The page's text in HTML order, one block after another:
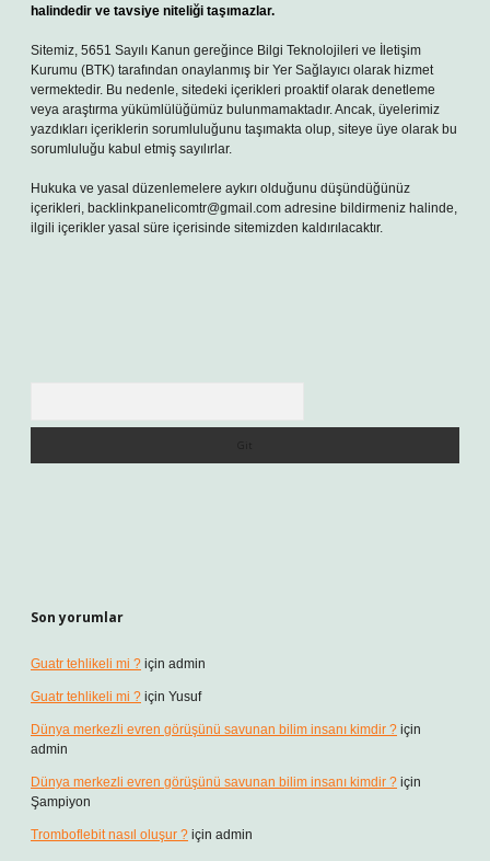
halindedir ve tavsiye niteliği taşımazlar.
Sitemiz, 5651 Sayılı Kanun gereğince Bilgi Teknolojileri ve İletişim
Kurumu (BTK) tarafından onaylanmış bir Yer Sağlayıcı olarak hizmet
vermektedir. Bu nedenle, sitedeki içerikleri proaktif olarak denetleme
veya araştırma yükümlülüğümüz bulunmamaktadır. Ancak, üyelerimiz
yazdıkları içeriklerin sorumluluğunu taşımakta olup, siteye üye olarak bu
sorumluluğu kabul etmiş sayılırlar.
Hukuka ve yasal düzenlemelere aykırı olduğunu düşündüğünüz
içerikleri, backlinkpanelicomtr@gmail.com adresine bildirmeniz halinde,
ilgili içerikler yasal süre içerisinde sitemizden kaldırılacaktır.
Son yorumlar
Guatr tehlikeli mi ? için admin
Guatr tehlikeli mi ? için Yusuf
Dünya merkezli evren görüşünü savunan bilim insanı kimdir ? için
admin
Dünya merkezli evren görüşünü savunan bilim insanı kimdir ? için
Şampiyon
Tromboflebit nasıl oluşur ? için admin